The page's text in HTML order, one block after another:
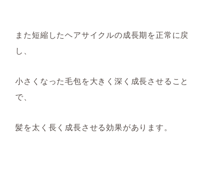
また短縮したヘアサイクルの成長期を正常に戻
し、
小さくなった毛包を大きく深く成長させること
で、
髪を太く長く成長させる効果があります。